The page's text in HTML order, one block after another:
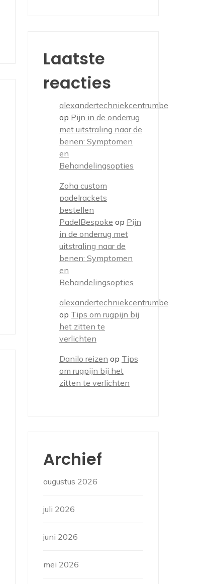
Laatste
reacties
alexandertechniekcentrumbe
op Pijn in de onderrug
met uitstraling naar de
benen: Symptomen
en
Behandelingsopties
Zoha custom
padelrackets
bestellen
PadelBespoke op Pijn
in de onderrug met
uitstraling naar de
benen: Symptomen
en
Behandelingsopties
alexandertechniekcentrumbe
op Tips om rugpijn bij
het zitten te
verlichten
Danilo reizen op Tips
om rugpijn bij het
zitten te verlichten
Archief
augustus 2026
juli 2026
juni 2026
mei 2026